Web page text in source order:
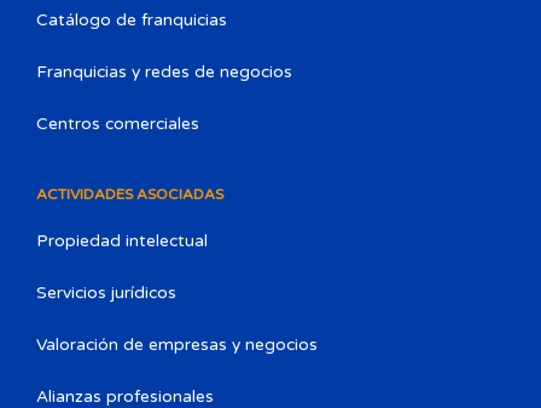
Catálogo de franquicias
Franquicias y redes de negocios
Centros comerciales
ACTIVIDADES ASOCIADAS
Propiedad intelectual
Servicios jurídicos
Valoración de empresas y negocios
Alianzas profesionales